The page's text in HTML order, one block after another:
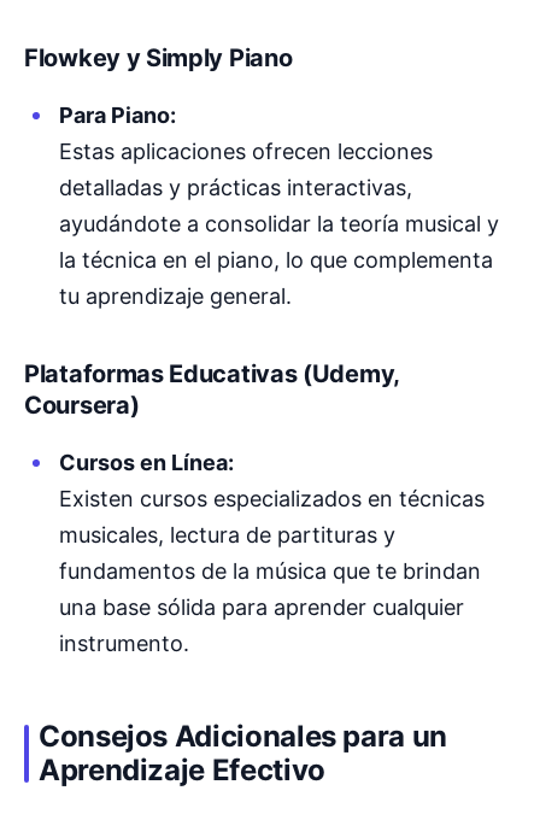
Flowkey y Simply Piano
Para Piano:
Estas aplicaciones ofrecen lecciones
detalladas y prácticas interactivas,
ayudándote a consolidar la teoría musical y
la técnica en el piano, lo que complementa
tu aprendizaje general.
Plataformas Educativas (Udemy,
Coursera)
Cursos en Línea:
Existen cursos especializados en técnicas
musicales, lectura de partituras y
fundamentos de la música que te brindan
una base sólida para aprender cualquier
instrumento.
Consejos Adicionales para un
Aprendizaje Efectivo